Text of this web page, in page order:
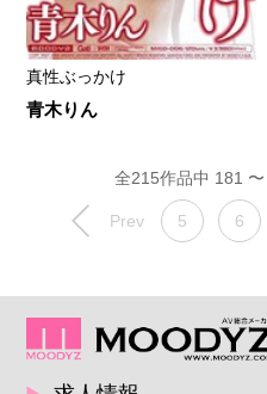
真性ぶっかけ
青木りん
全215作品中 181
Prev 5 6